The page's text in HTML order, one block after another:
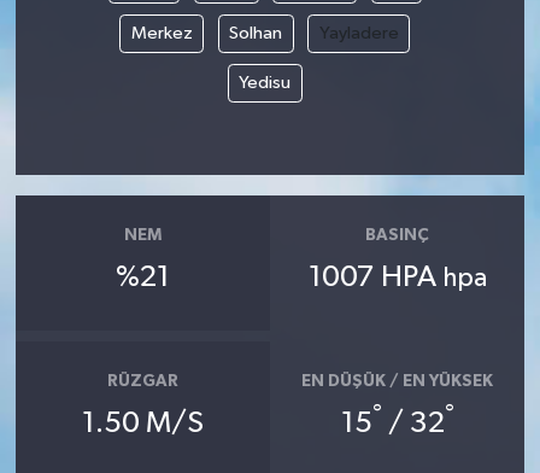
Merkez Solhan Yayladere
Yedisu
NEM
%21
BASINÇ
1007 HPA hpa
RÜZGAR
1.50 M/S
EN DÜŞÜK / EN YÜKSEK
15° / 32°